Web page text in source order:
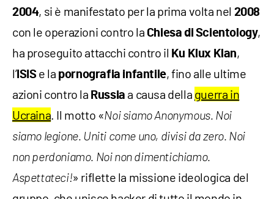
2004, si è manifestato per la prima volta nel 2008
con le operazioni contro la Chiesa di Scientology,
ha proseguito attacchi contro il Ku Klux Klan,
l’ISISe la pornografia infantile, fino alle ultime
azioni contro la Russia a causa della guerra in
Ucraina. Il motto «Noi siamo Anonymous. Noi
siamo legione. Uniti come uno, divisi da zero. Noi
non perdoniamo. Noi non dimentichiamo.
Aspettateci!» riflette la missione ideologica del